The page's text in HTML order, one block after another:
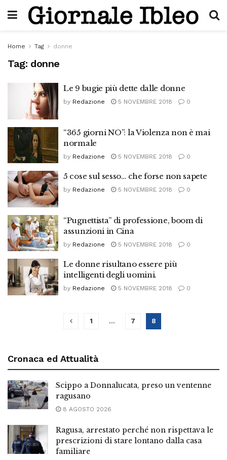
Home Tag donne
Tag: donne
Le 9 bugie più dette dalle donne
by Redazione 5 NOVEMBRE 2018 0
“365 giorni NO”: la Violenza non è mai
normale
by Redazione 5 NOVEMBRE 2018 0
5 cose sul sesso… che forse non sapete
by Redazione 5 NOVEMBRE 2018 0
“Pugnettista” di professione, boom di
assunzioni in Cina
by Redazione 5 NOVEMBRE 2018 0
Le donne risultano essere più
intelligenti degli uomini.
by Redazione 5 NOVEMBRE 2018 0
1 … 7 8
Cronaca ed Attualità
Scippo a Donnalucata, preso un ventenne
ragusano
8 AGOSTO 2026
Ragusa, arrestato perché non rispettava le
prescrizioni di stare lontano dalla casa
familiare